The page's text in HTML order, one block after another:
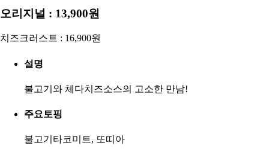
오리지널 : 13,900원
치즈크러스트 : 16,900원
설명
불고기와 체다치즈소스의 고소한 만남!
주요토핑
불고기타코미트, 또띠아